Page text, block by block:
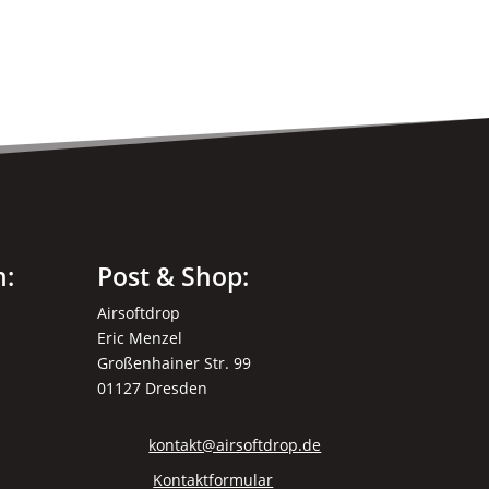
Post & Shop:
Airsoftdrop
Eric Menzel
Großenhainer Str. 99
01127 Dresden
kontakt@airsoftdrop.de
Kontaktformular